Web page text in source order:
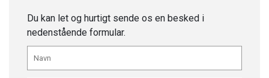
Du kan let og hurtigt sende os en besked i
nedenstående formular.